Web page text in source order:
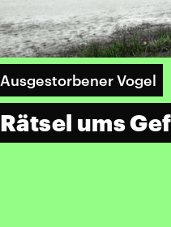
Ausgestorbener Vogel
Rätsel ums